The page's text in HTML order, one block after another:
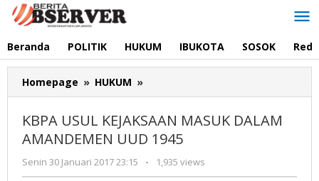
Lewati
Beranda POLITIK HUKUM IBUKOTA SOSOK
Homepage » HUKUM »
USUL
MASUK
DALAM
AMANDEMEN
UUD
KBPA USUL KEJAKSAAN MASUK DALAM
AMANDEMEN UUD 1945
Senin 30 Januari 2017 23:15
oleh
Redaksi
- 1,935 views